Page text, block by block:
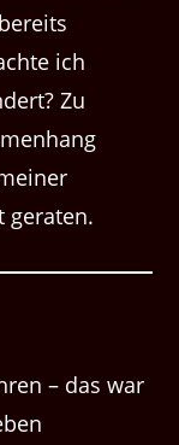
ich
Zu
geraten.
– das war